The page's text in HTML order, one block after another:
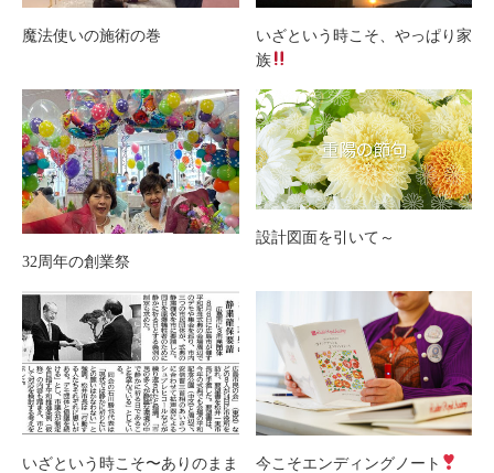
魔法使いの施術の巻
いざという時こそ、やっぱり家
族
32周年の創業祭
設計図面を引いて～
いざという時こそ〜ありのまま 今こそエンディングノート